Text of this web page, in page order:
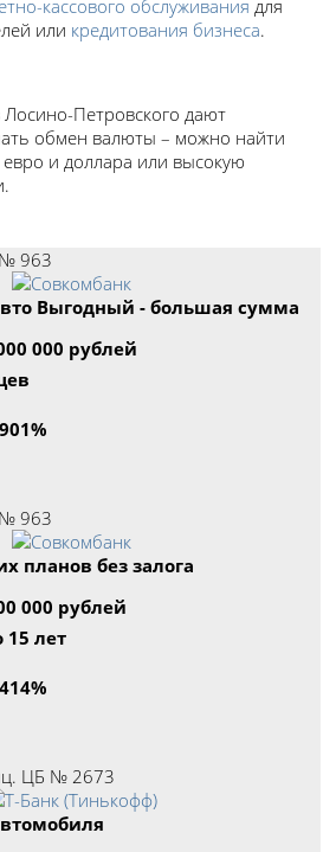
кассового обслуживания для
или кредитования бизнеса.
Петровского дают
обмен валюты – можно найти
и доллара или высокую
963
Выгодный - большая сумма
000 рублей
963
планов без залога
000 рублей
15 лет
ЦБ № 2673